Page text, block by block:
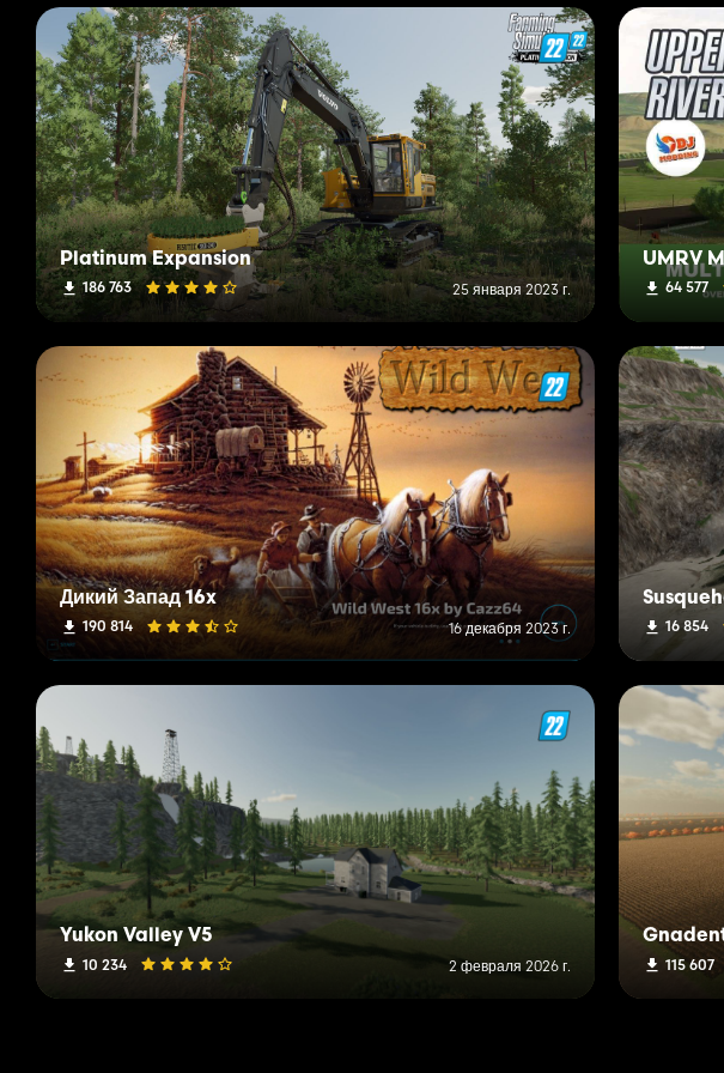
Три штата экипаж
4D моддинг
оксигендавид
JCL Сельхозтехника
Правки Восточного Онтарио
Джулиан Ф. Моддинг
Моддинг Elk Mountain
Я не смог бы сделать ничего из этого без поддержки нескольких хороших друзей из
Кантлина, моих тестировщиков, и Сая, моего мастера XML!
Platinum Expansion
186 763 25 января 2023 г.
UMRV
64 577
Дикий Запад 16x
190 814 16 декабря 2023 г. 16 854
Yukon Valley V5
10 234 2 февраля 2026 г. 115 607